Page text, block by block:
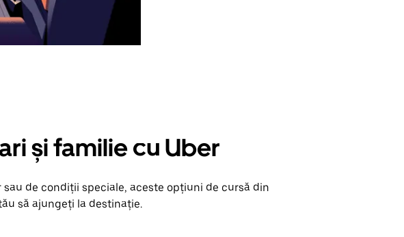
și familie cu Uber
de condiții speciale, aceste opțiuni de cursă din
să ajungeți la destinație.